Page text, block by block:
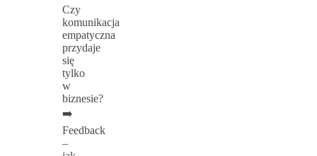
Czy
komunikacja
empatyczna
przydaje
się
tylko
w
biznesie?
➡️
Feedback
–